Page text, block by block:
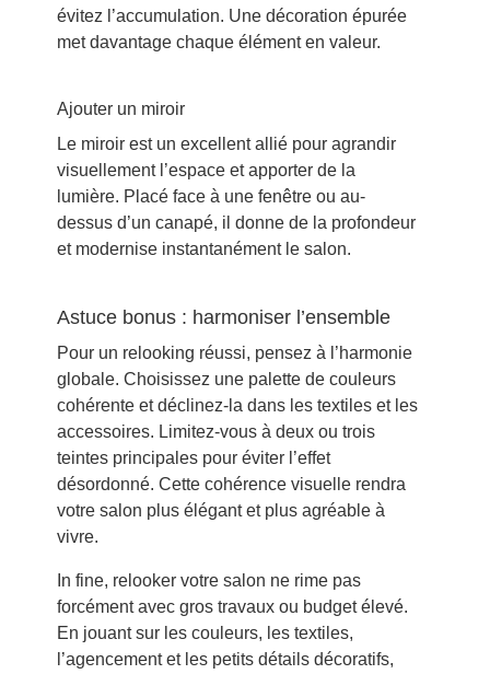
évitez l’accumulation. Une décoration épurée
met davantage chaque élément en valeur.
Ajouter un miroir
Le miroir est un excellent allié pour agrandir
visuellement l’espace et apporter de la
lumière. Placé face à une fenêtre ou au-
dessus d’un canapé, il donne de la profondeur
et modernise instantanément le salon.
Astuce bonus : harmoniser l’ensemble
Pour un relooking réussi, pensez à l’harmonie
globale. Choisissez une palette de couleurs
cohérente et déclinez-la dans les textiles et les
accessoires. Limitez-vous à deux ou trois
teintes principales pour éviter l’effet
désordonné. Cette cohérence visuelle rendra
votre salon plus élégant et plus agréable à
vivre.
In fine, relooker votre salon ne rime pas
forcément avec gros travaux ou budget élevé.
En jouant sur les couleurs, les textiles,
l’agencement et les petits détails décoratifs,